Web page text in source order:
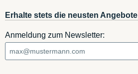
Erhalte stets die neusten Angebote
Anmeldung zum Newsletter: